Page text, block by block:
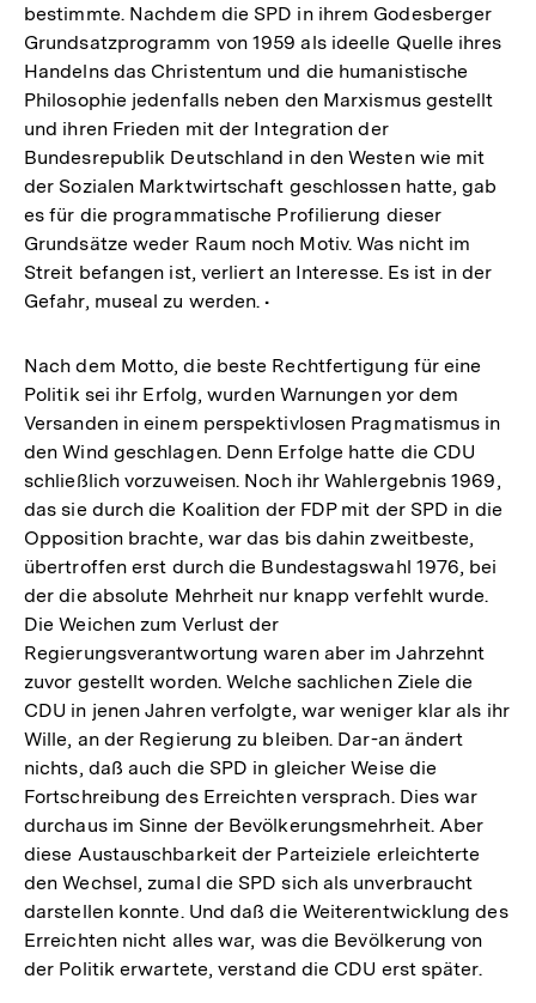
bestimmte. Nachdem die SPD in ihrem Godesberger
Grundsatzprogramm von 1959 als ideelle Quelle ihres
Handelns das Christentum und die humanistische
Philosophie jedenfalls neben den Marxismus gestellt
und ihren Frieden mit der Integration der
Bundesrepublik Deutschland in den Westen wie mit
der Sozialen Marktwirtschaft geschlossen hatte, gab
es für die programmatische Profilierung dieser
Grundsätze weder Raum noch Motiv. Was nicht im
Streit befangen ist, verliert an Interesse. Es ist in der
Gefahr, museal zu werden. •
Nach dem Motto, die beste Rechtfertigung für eine
Politik sei ihr Erfolg, wurden Warnungen yor dem
Versanden in einem perspektivlosen Pragmatismus in
den Wind geschlagen. Denn Erfolge hatte die CDU
schließlich vorzuweisen. Noch ihr Wahlergebnis 1969,
das sie durch die Koalition der FDP mit der SPD in die
Opposition brachte, war das bis dahin zweitbeste,
übertroffen erst durch die Bundestagswahl 1976, bei
der die absolute Mehrheit nur knapp verfehlt wurde.
Die Weichen zum Verlust der
Regierungsverantwortung waren aber im Jahrzehnt
zuvor gestellt worden. Welche sachlichen Ziele die
CDU in jenen Jahren verfolgte, war weniger klar als ihr
Wille, an der Regierung zu bleiben. Dar-an ändert
nichts, daß auch die SPD in gleicher Weise die
Fortschreibung des Erreichten versprach. Dies war
durchaus im Sinne der Bevölkerungsmehrheit. Aber
diese Austauschbarkeit der Parteiziele erleichterte
den Wechsel, zumal die SPD sich als unverbraucht
darstellen konnte. Und daß die Weiterentwicklung des
Erreichten nicht alles war, was die Bevölkerung von
der Politik erwartete, verstand die CDU erst später.